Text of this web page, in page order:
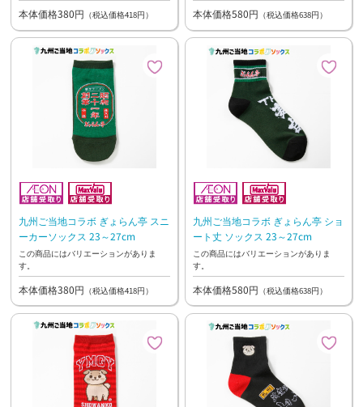
本体価格380円 （税込価格418円） 本体価格580円 （税込価格638円）
九州ご当地コラボ ぎょらん亭 スニ
ーカーソックス 23～27cm
この商品にはバリエーションがありま
す。
本体価格380円 （税込価格418円）
九州ご当地コラボ ぎょらん亭 ショ
ート丈 ソックス 23～27cm
この商品にはバリエーションがありま
す。
本体価格580円 （税込価格638円）